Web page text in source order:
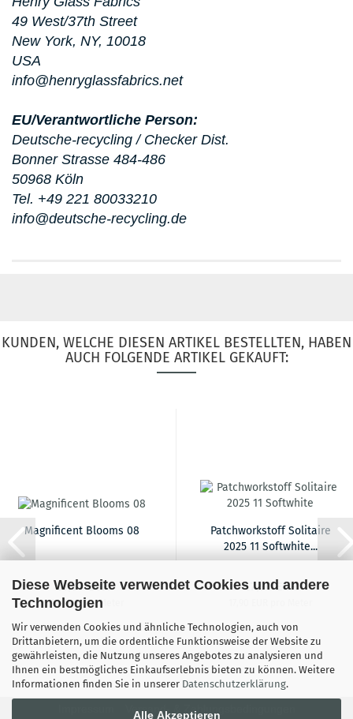
Diese Webseite verwendet Cookies und andere
Technologien
Wir verwenden Cookies und ähnliche Technologien, auch von
Drittanbietern, um die ordentliche Funktionsweise der Website zu
gewährleisten, die Nutzung unseres Angebotes zu analysieren und
Ihnen ein bestmögliches Einkaufserlebnis bieten zu können. Weitere
Informationen finden Sie in unserer Datenschutzerklärung.
Alle Akzeptieren
49 West/37th Street
New York, NY, 10018
USA
info@henryglassfabrics.net
EU/Verantwortliche Person:
Deutsche-recycling / Checker Dist.
Bonner Strasse 484-486
50968 Köln
Tel. +49 221 80033210
info@deutsche-recycling.de
KUNDEN, WELCHE DIESEN ARTIKEL BESTELLTEN, HABEN
AUCH FOLGENDE ARTIKEL GEKAUFT:
Magnificent Blooms 08
16,90 EUR
16,90 EUR pro Meter
Patchworkstoff Solitaire
2025 11 Softwhite...
17,90 EUR
Versand- & Zahlungsbedingungen